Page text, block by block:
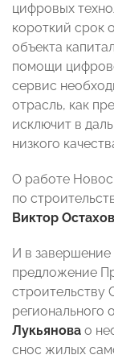
цифровых
короткий срок
объекта
помощи
сервис
отрасль, как
исключит в
низкого
О работе
по
Виктор Остахов
И в
предложение
строительству
Лукьянова о
снос жилых